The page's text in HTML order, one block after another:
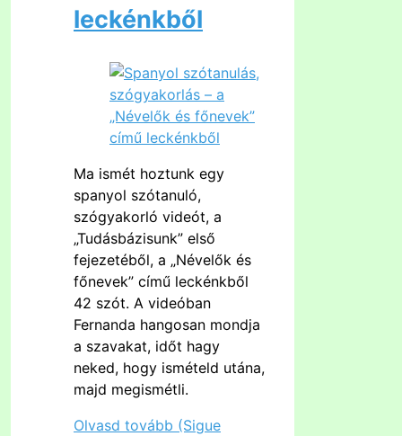
leckénkből
Ma ismét hoztunk egy
spanyol szótanuló,
szógyakorló videót, a
„Tudásbázisunk” első
fejezetéből, a „Névelők és
főnevek” című leckénkből
42 szót. A videóban
Fernanda hangosan mondja
a szavakat, időt hagy
neked, hogy ismételd utána,
majd megismétli.
Olvasd tovább (Sigue